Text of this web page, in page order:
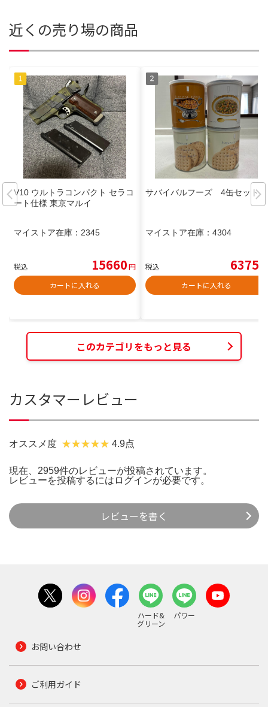
近くの売り場の商品
V10 ウルトラコンパクト セラコ
ート仕様 東京マルイ
マイストア在庫： 2345
税込 15660円
カートに入れる
サバイバルフーズ 4缶セット
マイストア在庫： 4304
税込 6375
カートに入れる
このカテゴリをもっと見る
カスタマーレビュー
オススメ度 4.9点
現在、2959件のレビューが投稿されています。
レビューを投稿するには ログインが必要です。
レビューを書く
ハード&
グリーン
パワー
お問い合わせ
ご利用ガイド